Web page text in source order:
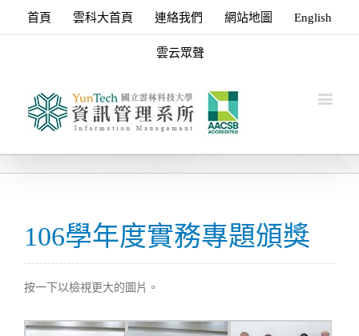
首頁 雲科大首頁 連絡我們 網站地圖 English
雲云眾聲
106學年度實務專題頒獎
按一下以檢視更大的圖片。